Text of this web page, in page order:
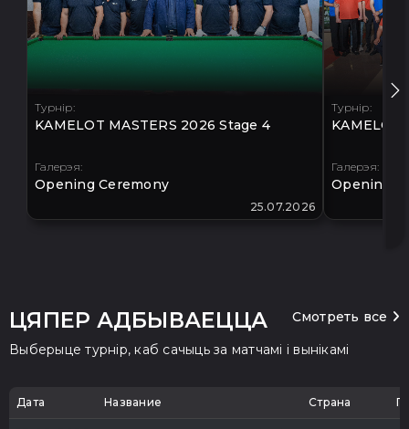
Турнір:
KAMELOT MASTERS 2026 Stage 4
Галерэя:
Opening Ceremony
25.07.2026
Турнір:
KAMELOT
Галерэя:
Opening
ЦЯПЕР АДБЫВАЕЦЦА
Смотреть все
Выберыце турнір, каб сачыць за матчамі і вынікамі
Дата Название Страна